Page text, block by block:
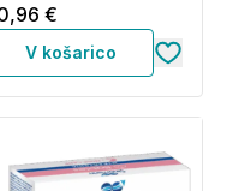
€
V košarico